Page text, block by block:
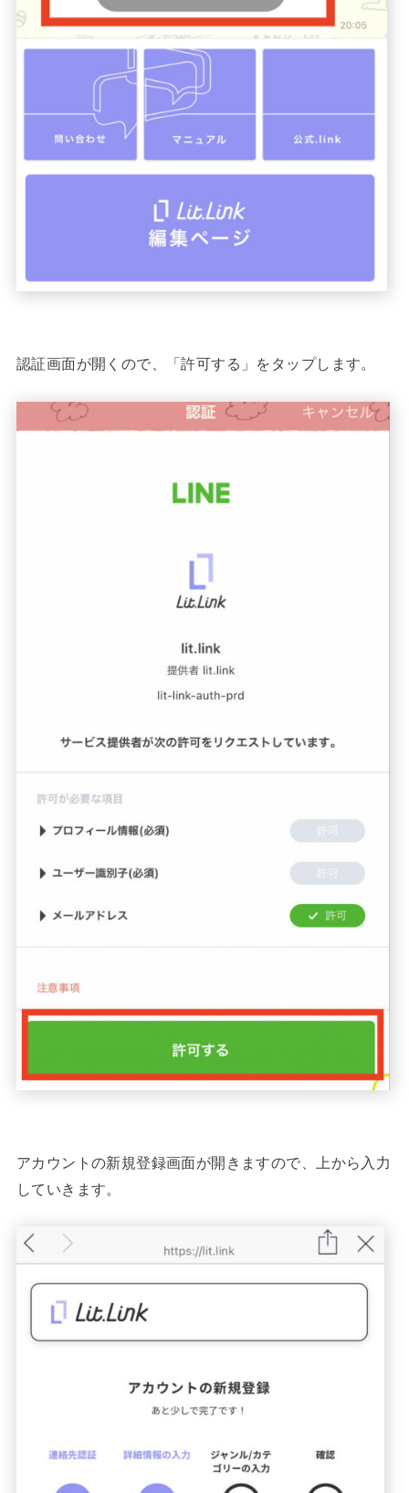
認証画面が開くので、「許可する」をタップします。
アカウントの新規登録画面が開きますので、上から入力
していきます。